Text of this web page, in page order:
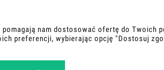
Katowice) i
nam dostosować ofertę do Twoich
preferencji, wybierając opcję "Dostosuj